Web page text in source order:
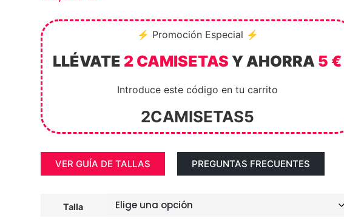
⚡ Promoción Especial ⚡
LLÉVATE 2 CAMISETAS Y AHORRA 5 €
Introduce este código en tu carrito
2CAMISETAS5
VER GUÍA DE TALLAS PREGUNTAS FRECUENTES
Talla